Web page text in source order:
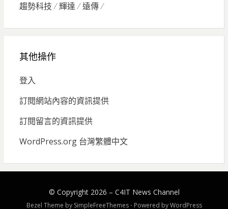
趨勢科技
輝達 遠傳
其他操作
登入
訂閱網站內容的資訊提供
訂閱留言的資訊提供
WordPress.org 台灣繁體中文
© Copyright 2026 – C4IT News Channel
Bezel Theme by SimpleFreeThemes ⋅ Powered byWordPress